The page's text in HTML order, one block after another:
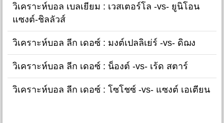
วิเคราะห์บอล เบลเยียม : เวสเตอร์โล -vs- ยูนิโอน
แซงต์-ชิลลัวส์
วิเคราะห์บอล ลีก เดอซ์ : มงต์เปลลิเย่ร์ -vs- ดิฌง
วิเคราะห์บอล ลีก เดอซ์ : น็องต์ -vs- เร้ด สตาร์
วิเคราะห์บอล ลีก เดอซ์ : โซโชซ์ -vs- แซงต์ เอเตียน